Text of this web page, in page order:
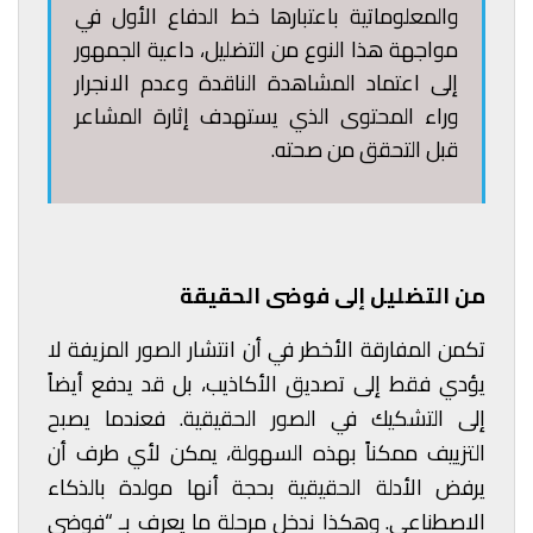
والمعلوماتية باعتبارها خط الدفاع الأول في
مواجهة هذا النوع من التضليل، داعية الجمهور
إلى اعتماد المشاهدة الناقدة وعدم الانجرار
وراء المحتوى الذي يستهدف إثارة المشاعر
قبل التحقق من صحته.
من التضليل إلى فوضى الحقيقة
تكمن المفارقة الأخطر في أن انتشار الصور المزيفة لا
يؤدي فقط إلى تصديق الأكاذيب، بل قد يدفع أيضاً
إلى التشكيك في الصور الحقيقية. فعندما يصبح
التزييف ممكناً بهذه السهولة، يمكن لأي طرف أن
يرفض الأدلة الحقيقية بحجة أنها مولدة بالذكاء
الاصطناعي. وهكذا ندخل مرحلة ما يعرف بـ “فوضى